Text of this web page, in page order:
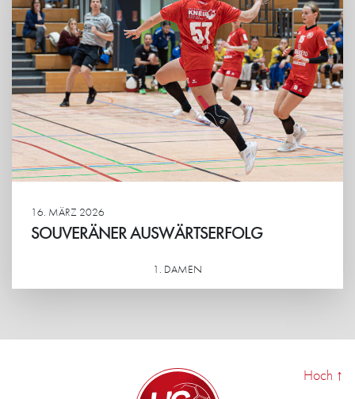
16. MÄRZ 2026
SOUVERÄNER AUSWÄRTSERFOLG
1. DAMEN
Hoch ↑